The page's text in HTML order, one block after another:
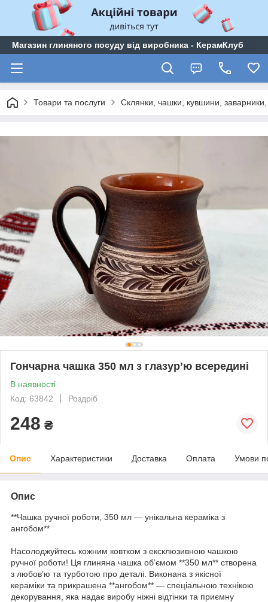
Магазин глиняного посуду від виробника - КерамКлуб
Товари та послуги Склянки, чашки, кувшини, заварники,
Гончарна чашка 350 мл з глазурʼю всередині
В наявності
Код: 63842
Роздріб
248 ₴
Опис Характеристики Доставка Оплата Умови
Опис
**Чашка ручної роботи, 350 мл — унікальна кераміка з
ангобом**
Насолоджуйтесь кожним ковтком з ексклюзивною чашкою
ручної роботи! Ця глиняна чашка об’ємом **350 мл** створена
з любов’ю та турботою про деталі. Виконана з якісної
кераміки та прикрашена **ангобом** — спеціальною технікою
декорування, яка надає виробу ніжні відтінки та приємну